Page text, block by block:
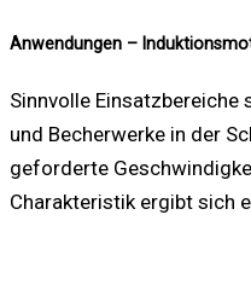
Anwendungen –
Sinnvolle
und Becherwerke in der
geforderte
Charakteristik ergibt sich